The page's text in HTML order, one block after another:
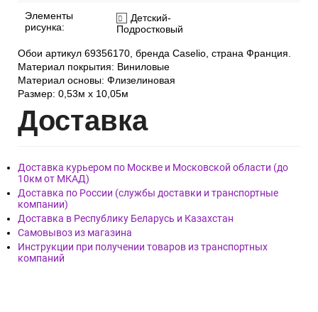
Элементы
рисунка:
Детский-
Подростковый
Обои артикул 69356170, бренда Caselio, страна Франция.
Материал покрытия: Виниловые
Материал основы: Флизелиновая
Размер: 0,53м x 10,05м
Доставка
Доставка курьером по Москве и Московской области (до
10км от МКАД)
Доставка по России (службы доставки и транспортные
компании)
Доставка в Республику Беларусь и Казахстан
Самовывоз из магазина
Инструкции при получении товаров из транспортных
компаний